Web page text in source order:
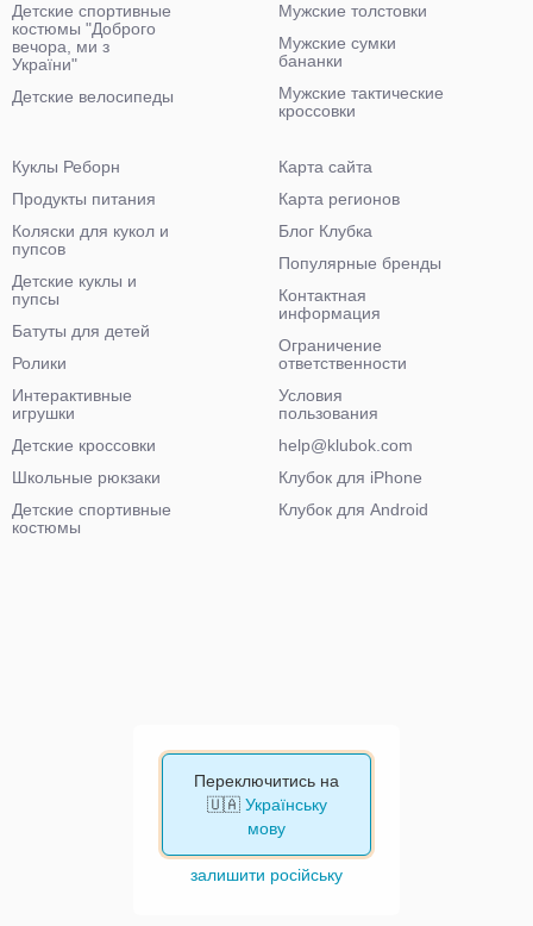
Детские спортивные
костюмы "Доброго
вечора, ми з
України"
Детские велосипеды
Мужские толстовки
Мужские сумки
бананки
Мужские тактические
кроссовки
Куклы Реборн
Продукты питания
Коляски для кукол и
пупсов
Детские куклы и
пупсы
Батуты для детей
Ролики
Интерактивные
игрушки
Детские кроссовки
Школьные рюкзаки
Детские спортивные
костюмы
Карта сайта
Карта регионов
Блог Клубка
Популярные бренды
Контактная
информация
Ограничение
ответственности
Условия
пользования
help@klubok.com
Клубок для iPhone
Клубок для Android
Переключитись на
🇺🇦 Українську
мову
залишити російську